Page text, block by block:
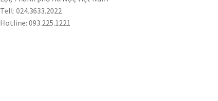
Tell: 024.3633.2022
Hotline: 093.225.1221